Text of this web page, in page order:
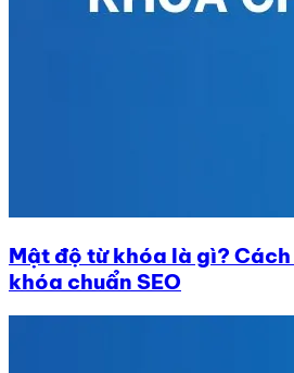
Mật độ từ khóa là gì?
khóa chuẩn SEO